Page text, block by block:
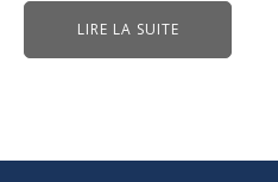
LIRE LA SUITE